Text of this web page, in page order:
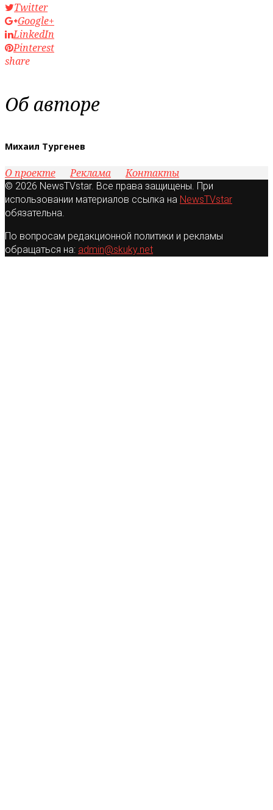
Twitter
Google+
LinkedIn
Pinterest
share
Об авторе
Михаил Тургенев
О проекте Реклама Контакты
© 2026 NewsTVstar. Все права защищены. При
использовании материалов ссылка на NewsTVstar
обязательна.
По вопросам редакционной политики и рекламы
обращаться на: admin@skuky.net